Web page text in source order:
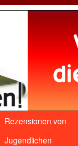
Rezensionen von
Jugendlichen